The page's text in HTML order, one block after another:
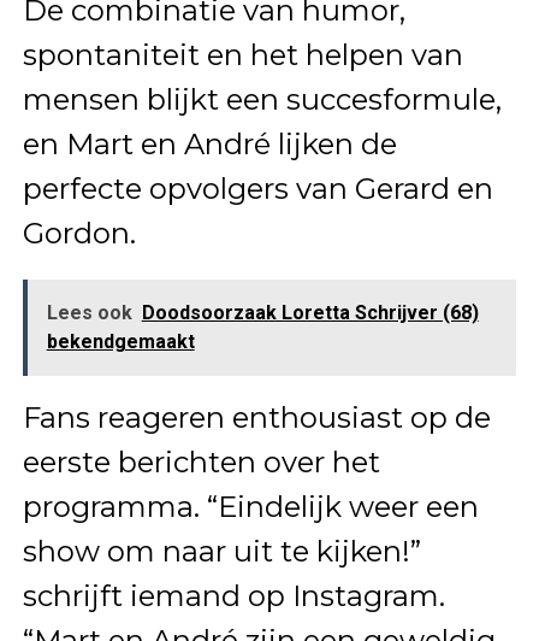
De combinatie van humor,
spontaniteit en het helpen van
mensen blijkt een succesformule,
en Mart en André lijken de
perfecte opvolgers van Gerard en
Gordon.
Lees ook Doodsoorzaak Loretta Schrijver (68)
bekendgemaakt
Fans reageren enthousiast op de
eerste berichten over het
programma. “Eindelijk weer een
show om naar uit te kijken!”
schrijft iemand op Instagram.